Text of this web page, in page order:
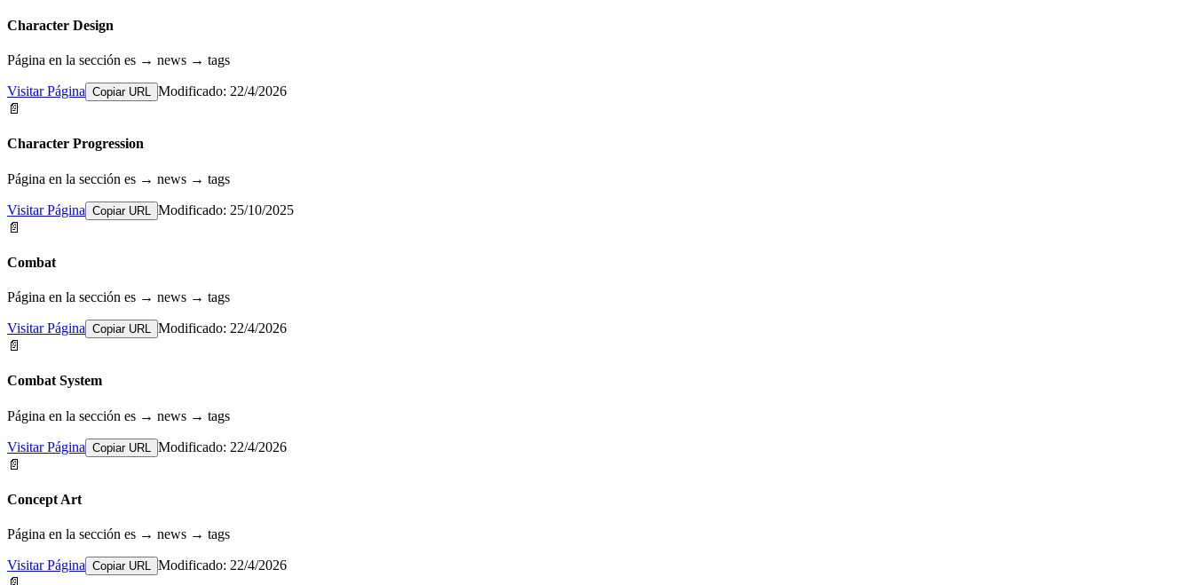
Character Design
Página en la sección es → news → tags
Visitar Página Copiar URL
Modificado: 22/4/2026
📄
Character Progression
Página en la sección es → news → tags
Visitar Página Copiar URL
Modificado: 25/10/2025
📄
Combat
Página en la sección es → news → tags
Visitar Página Copiar URL Modificado: 22/4/2026
📄
Combat System
Página en la sección es → news → tags
Visitar Página Copiar URL
Modificado: 22/4/2026
📄
Concept Art
Página en la sección es → news → tags
Visitar Página Copiar URL Modificado: 22/4/2026